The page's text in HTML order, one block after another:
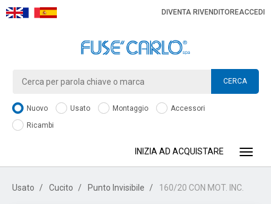
DIVENTA RIVENDITOREACCEDI
CERCA
Nuovo Usato Montaggio
Accessori
Ricambi
INIZIA AD ACQUISTARE
Usato Cucito Punto Invisibile 160/20 CON MOT. INC.